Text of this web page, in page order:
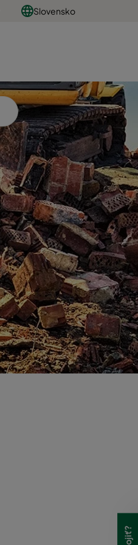
Slovensko